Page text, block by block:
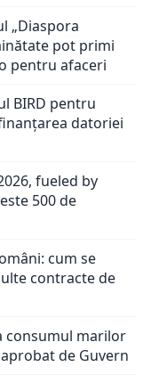
„Diaspora
pot primi
pentru afaceri
BIRD pentru
datoriei
fueled by
500 de
cum se
contracte de
consumul marilor
de Guvern